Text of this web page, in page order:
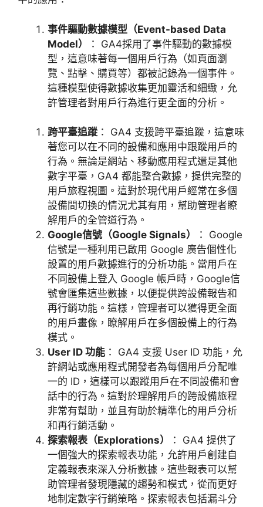
事件驅動數據模型（Event-based Data
Model） ： GA4採用了事件驅動的數據模
型，這意味著每一個用戶行為（如頁面瀏
覽、點擊、購買等）都被記錄為一個事件。
這種模型使得數據收集更加靈活和細緻，允
許管理者對用戶行為進行更全面的分析。
跨平臺追蹤： GA4 支援跨平臺追蹤，這意味
著您可以在不同的設備和應用中跟蹤用戶的
行為。無論是網站、移動應用程式還是其他
數字平臺， GA4 都能整合數據，提供完整的
用戶旅程視圖。這對於現代用戶經常在多個
設備間切換的情況尤其有用，幫助管理者瞭
解用戶的全管道行為。
Google信號（Google Signals） ：
Google
信號是一種利用已啟用 Google 廣告個性化
設置的用戶數據進行的分析功能。當用戶在
不同設備上登入 Google 帳戶時， Google信
號會匯集這些數據，以便提供跨設備報告和
再行銷功能。這樣，管理者可以獲得更全面
的用戶畫像，瞭解用戶在多個設備上的行為
模式。
User ID 功能 ： GA4 支援 User ID 功能，允
許網站或應用程式開發者為每個用戶分配唯
一的 ID ，這樣可以跟蹤用戶在不同設備和會
話中的行為。這對於理解用戶的跨設備旅程
非常有幫助，並且有助於精準化的用戶分析
和再行銷活動。
探索報表（Explorations） ： GA4 提供了
一個強大的探索報表功能，允許用戶創建自
定義報表來深入分析數據。這些報表可以幫
助管理者發現隱藏的趨勢和模式，從而更好
地制定數字行銷策略。探索報表包括漏斗分